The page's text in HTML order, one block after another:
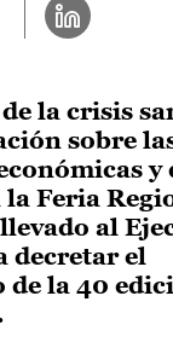
la crisis
sobre
y
Feria
al
decretar el
de la 40